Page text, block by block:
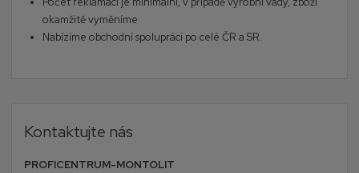
okamžitě vyměníme
Nabízíme obchodní spolupráci po celé ČR a SR.
Kontaktujte nás
PROFICENTRUM-MONTOLIT